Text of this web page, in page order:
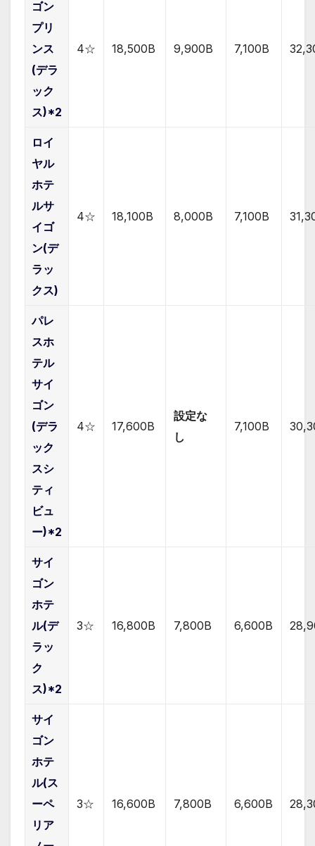
ゴン
プリ
ンス
(デラ
ック
ス)*2
4☆ 18,500B 9,900B 7,100B
ロイ
ヤル
ホテ
ルサ
イゴ
ン(デ
ラッ
クス)
4☆ 18,100B 8,000B 7,100B
パレ
スホ
テル
サイ
ゴン
(デラ
ック
スシ
ティ
ビュ
ー)*2
4☆ 17,600B
設定な
し
7,100B
サイ
ゴン
ホテ
ル(デ
ラッ
ク
ス)*2
3☆ 16,800B 7,800B 6,600B
サイ
ゴン
ホテ
ル(ス
ーペ
リア
3☆ 16,600B 7,800B 6,600B